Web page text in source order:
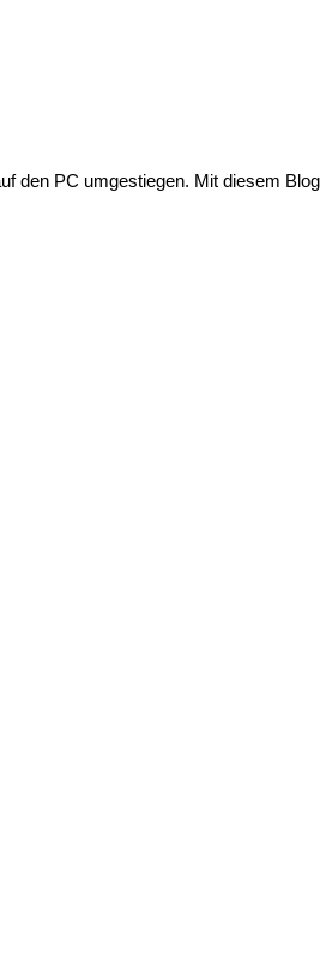
den PC umgestiegen. Mit diesem